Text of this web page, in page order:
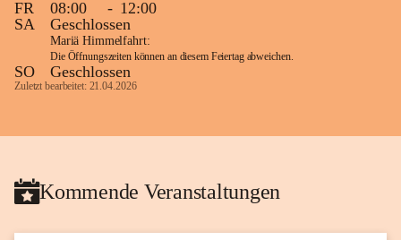
FR
08:00 - 12:00
SA
Geschlossen
Mariä Himmelfahrt:
Die Öffnungszeiten können an diesem Feiertag abweichen.
SO Geschlossen
Zuletzt bearbeitet: 21.04.2026
Kommende Veranstaltungen